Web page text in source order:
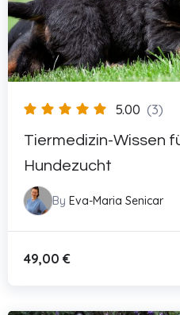
5.00 (3)
Tiermedizin-Wissen
Hundezucht
By Eva-Maria Senicar
49,00 €